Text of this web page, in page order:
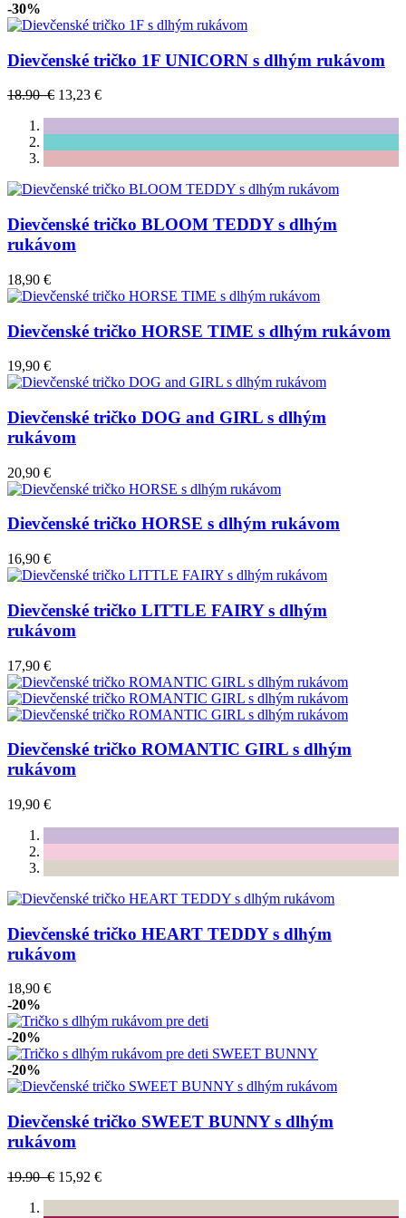
-30%
Dievčenské tričko 1F UNICORN s dlhým rukávom
18.90 € 13,23 €
Dievčenské tričko BLOOM TEDDY s dlhým
rukávom
18,90 €
Dievčenské tričko HORSE TIME s dlhým rukávom
19,90 €
Dievčenské tričko DOG and GIRL s dlhým
rukávom
20,90 €
Dievčenské tričko HORSE s dlhým rukávom
16,90 €
Dievčenské tričko LITTLE FAIRY s dlhým
rukávom
17,90 €
Dievčenské tričko ROMANTIC GIRL s dlhým
rukávom
19,90 €
Dievčenské tričko HEART TEDDY s dlhým
rukávom
18,90 €
-20%
-20%
-20%
Dievčenské tričko SWEET BUNNY s dlhým
rukávom
19.90 € 15,92 €